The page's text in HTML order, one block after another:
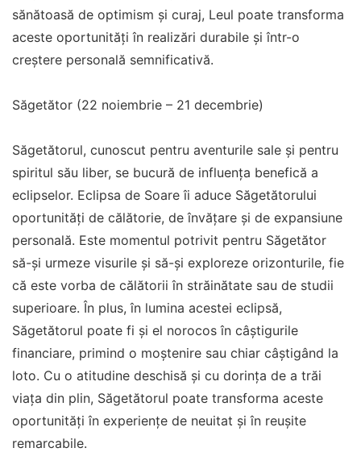
sănătoasă de optimism și curaj, Leul poate transforma
aceste oportunități în realizări durabile și într-o
creștere personală semnificativă.
Săgetător (22 noiembrie – 21 decembrie)
Săgetătorul, cunoscut pentru aventurile sale și pentru
spiritul său liber, se bucură de influența benefică a
eclipselor. Eclipsa de Soare îi aduce Săgetătorului
oportunități de călătorie, de învățare și de expansiune
personală. Este momentul potrivit pentru Săgetător
să-și urmeze visurile și să-și exploreze orizonturile, fie
că este vorba de călătorii în străinătate sau de studii
superioare. În plus, în lumina acestei eclipsă,
Săgetătorul poate fi și el norocos în câștigurile
financiare, primind o moștenire sau chiar câștigând la
loto. Cu o atitudine deschisă și cu dorința de a trăi
viața din plin, Săgetătorul poate transforma aceste
oportunități în experiențe de neuitat și în reușite
remarcabile.